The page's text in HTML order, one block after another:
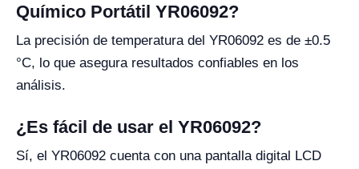
Químico Portátil YR06092?
La precisión de temperatura del YR06092 es de ±0.5
°C, lo que asegura resultados confiables en los
análisis.
¿Es fácil de usar el YR06092?
Sí, el YR06092 cuenta con una pantalla digital LCD